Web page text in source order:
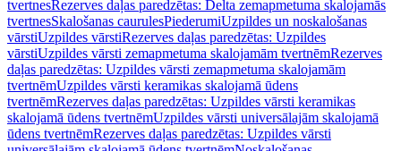
tvertnesRezerves daļas paredzētas: Delta zemapmetuma skalojamās
tvertnesSkalošanas caurulesPiederumiUzpildes un noskalošanas
vārstiUzpildes vārstiRezerves daļas paredzētas: Uzpildes
vārstiUzpildes vārsti zemapmetuma skalojamām tvertnēmRezerves
daļas paredzētas: Uzpildes vārsti zemapmetuma skalojamām
tvertnēmUzpildes vārsti keramikas skalojamā ūdens
tvertnēmRezerves daļas paredzētas: Uzpildes vārsti keramikas
skalojamā ūdens tvertnēmUzpildes vārsti universālajām skalojamā
ūdens tvertnēmRezerves daļas paredzētas: Uzpildes vārsti